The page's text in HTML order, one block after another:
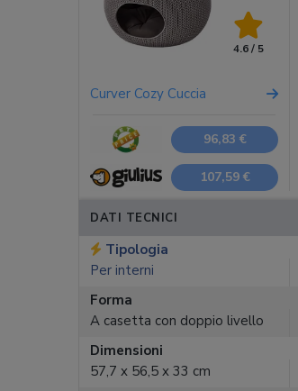
4.6 / 5
Curver Cozy Cuccia
96,83 €
107,59 €
DATI TECNICI
Tipologia
Per interni
Forma
A casetta con doppio livello
Dimensioni
57,7 x 56,5 x 33 cm